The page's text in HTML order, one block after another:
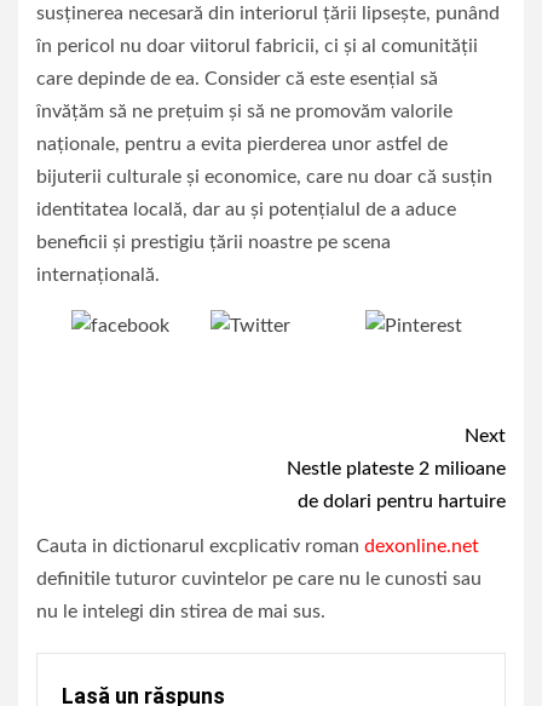
susținerea necesară din interiorul țării lipsește, punând
în pericol nu doar viitorul fabricii, ci și al comunității
care depinde de ea. Consider că este esențial să
învățăm să ne prețuim și să ne promovăm valorile
naționale, pentru a evita pierderea unor astfel de
bijuterii culturale și economice, care nu doar că susțin
identitatea locală, dar au și potențialul de a aduce
beneficii și prestigiu țării noastre pe scena
internațională.
Save
Next
Nestle plateste 2 milioane
de dolari pentru hartuire
Cauta in dictionarul excplicativ roman dexonline.net
definitile tuturor cuvintelor pe care nu le cunosti sau
nu le intelegi din stirea de mai sus.
Lasă un răspuns